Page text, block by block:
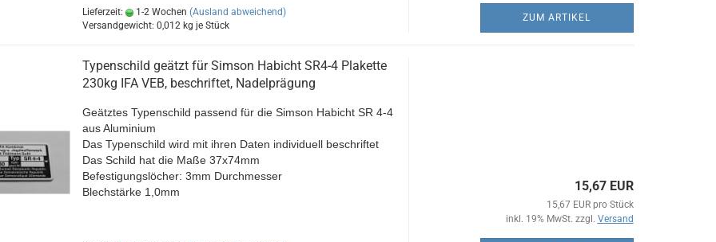
Lieferzeit: 1-2 Wochen (Ausland abweichend)
Versandgewicht: 0,012kg je Stück
ZUM ARTIKEL
Typenschild geätzt für Simson Habicht SR4-4 Plakette
230kg IFA VEB, beschriftet, Nadelprägung
Geätztes Typenschild passend für die Simson Habicht SR 4-4
aus Aluminium
Das Typenschild wird mit ihren Daten individuell beschriftet
Das Schild hat die Maße 37x74mm
Befestigungslöcher: 3mm Durchmesser
Blechstärke 1,0mm
15,67 EUR
15,67 EUR pro Stück
inkl. 19% MwSt. zzgl. Versand